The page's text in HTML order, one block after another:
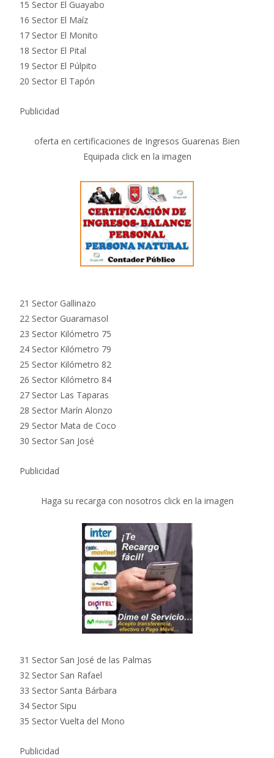
15 Sector El Guayabo
16 Sector El Maíz
17 Sector El Monito
18 Sector El Pital
19 Sector El Púlpito
20 Sector El Tapón
Publicidad
oferta en certificaciones de Ingresos Guarenas Bien
Equipada click en la imagen
21 Sector Gallinazo
22 Sector Guaramasol
23 Sector Kilómetro 75
24 Sector Kilómetro 79
25 Sector Kilómetro 82
26 Sector Kilómetro 84
27 Sector Las Taparas
28 Sector Marín Alonzo
29 Sector Mata de Coco
30 Sector San José
Publicidad
Haga su recarga con nosotros click en la imagen
31 Sector San José de las Palmas
32 Sector San Rafael
33 Sector Santa Bárbara
34 Sector Sipu
35 Sector Vuelta del Mono
Publicidad